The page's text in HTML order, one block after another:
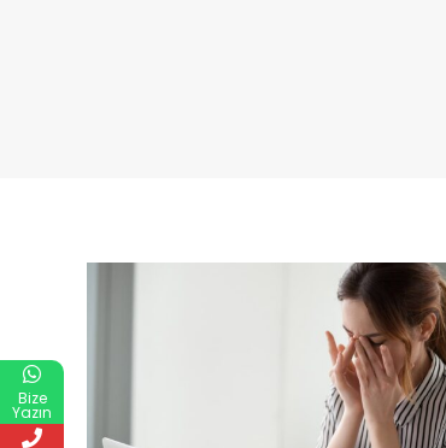
Bize
Yazın